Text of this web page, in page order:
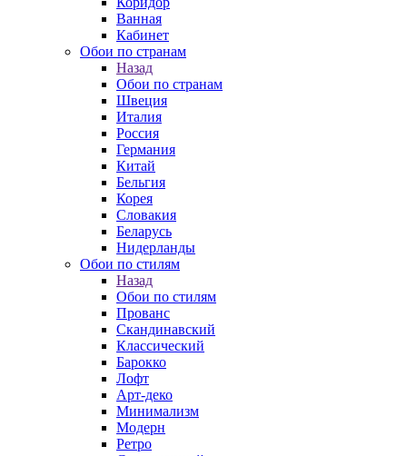
Ванная
Кабинет
Обои по странам
Назад
Обои по странам
Швеция
Италия
Россия
Германия
Китай
Бельгия
Корея
Словакия
Беларусь
Нидерланды
Обои по стилям
Назад
Обои по стилям
Прованс
Скандинавский
Классический
Барокко
Лофт
Арт-деко
Минимализм
Модерн
Ретро